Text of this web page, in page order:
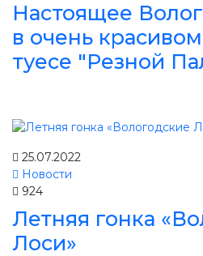
Настоящее
в очень
туесе "Резной
25.07.2022
Новости
924
Летняя гонка
Лоси»